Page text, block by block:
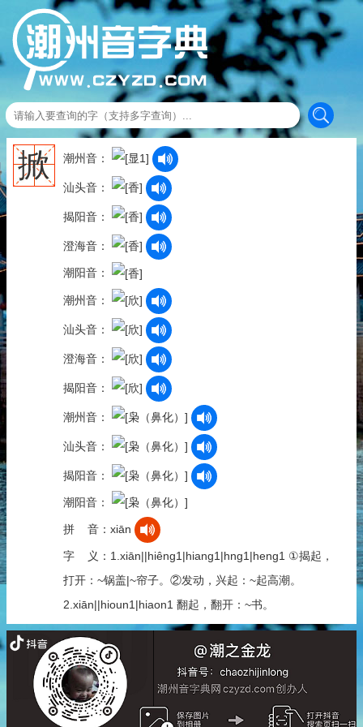
掀 潮州音：
汕头音：
揭阳音：
澄海音：
潮阳音：
潮州音：
汕头音：
澄海音：
揭阳音：
潮州音：
汕头音：
揭阳音：
潮阳音：
拼 音：xiān
字 义：1.xiān||hiêng1|hiang1|hng1|heng1 ①揭起，
打开：~锅盖|~帘子。②发动，兴起：~起高潮。
2.xiān||hioun1|hiaon1 翻起，翻开：~书。